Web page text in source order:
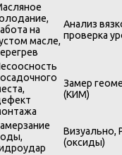
на
масле,
Анализ
проверка
Замер
(КИМ)
Визуально,
(оксиды)